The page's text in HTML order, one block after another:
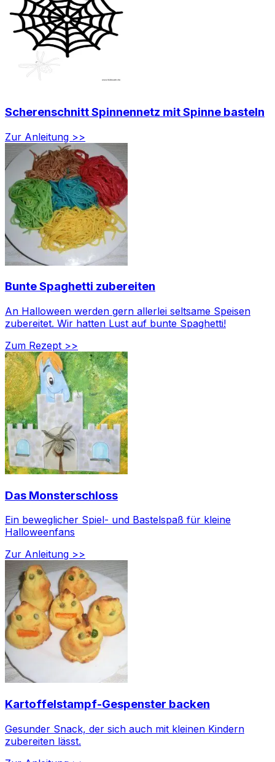
Scherenschnitt Spinnennetz mit Spinne basteln
Zur Anleitung >>
Bunte Spaghetti zubereiten
An Halloween werden gern allerlei seltsame Speisen
zubereitet. Wir hatten Lust auf bunte Spaghetti!
Zum Rezept >>
Das Monsterschloss
Ein beweglicher Spiel- und Bastelspaß für kleine
Halloweenfans
Zur Anleitung >>
Kartoffelstampf-Gespenster backen
Gesunder Snack, der sich auch mit kleinen Kindern
zubereiten lässt.